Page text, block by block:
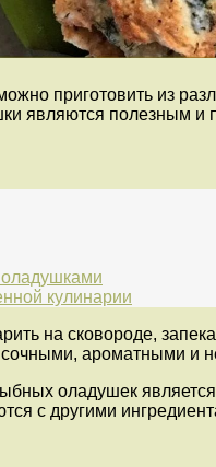
приготовить из
являются полезным и
кулинарии
на сковороде,
сочными, ароматными и
оладушек
с другими